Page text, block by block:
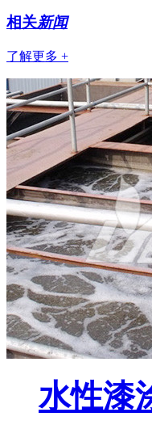
相关新闻
了解更多 +
水性漆